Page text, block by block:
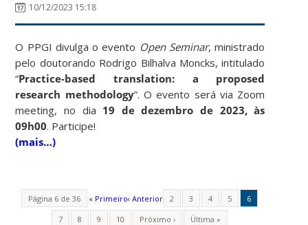
10/12/2023 15:18
O PPGI divulga o evento Open Seminar, ministrado
pelo doutorando Rodrigo Bilhalva Moncks, intitulado
“Practice-based translation: a proposed
research methodology”. O evento será via Zoom
meeting, no dia 19 de dezembro de 2023, às
09h00. Participe!
(mais…)
Página 6 de 36 « Primeiro‹ Anterior 2 3 4 5
6
7
8 9 10 Próximo › Última »